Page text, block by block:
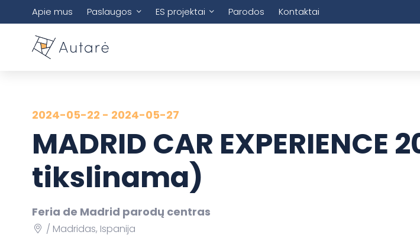
Apie mus Paslaugos ES projektai Parodos Kontaktai
2024-05-22 - 2024-05-27
MADRID CAR
tikslinama)
Feria de Madrid parodų centras
Madridas, Ispanija